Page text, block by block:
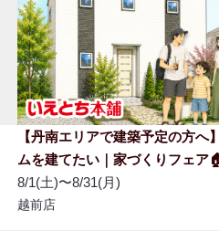
【丹南エリアで建築予定の方へ
ムを建てたい｜家づくりフェア
8/1(土)〜8/31(月)
越前店